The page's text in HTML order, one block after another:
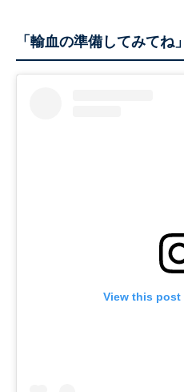
「輸血の準備してみてね」
View this post